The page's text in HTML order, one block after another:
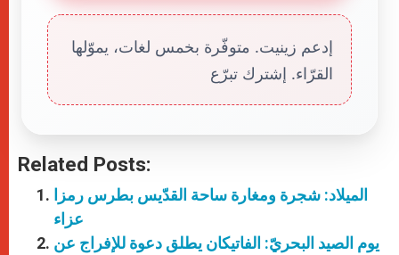
إدعم زينيت. متوفّرة بخمس لغات، يموّلها
القرّاء. إشترك تبرّع
Related Posts:
الميلاد: شجرة ومغارة ساحة القدّيس بطرس رمزا
عزاء
يوم الصيد البحريّ: الفاتيكان يطلق دعوة للإفراج عن